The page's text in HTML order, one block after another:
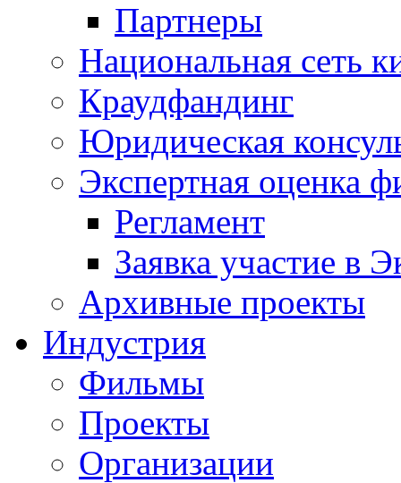
Партнеры
Национальная сеть
Краудфандинг
Юридическая
Экспертная оценка
Регламент
Заявка участие в
Архивные проекты
Индустрия
Фильмы
Проекты
Организации